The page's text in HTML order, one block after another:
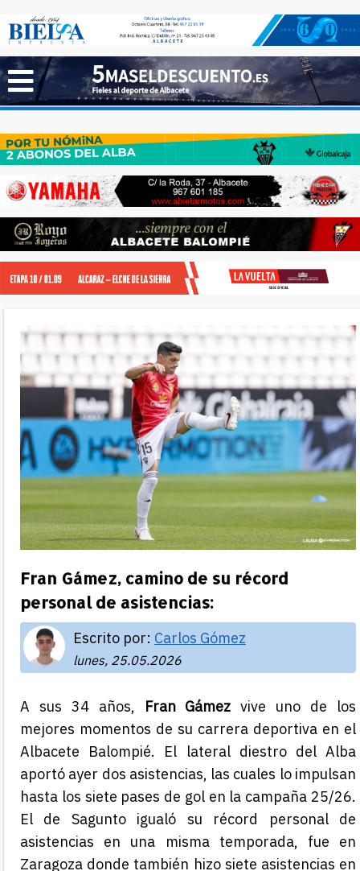
Fran Gámez, camino de su récord
personal de asistencias:
Escrito por: Carlos Gómez
lunes, 25.05.2026
A sus 34 años, Fran Gámez vive uno de los
mejores momentos de su carrera deportiva en el
Albacete Balompié. El lateral diestro del Alba
aportó ayer dos asistencias, las cuales lo impulsan
hasta los siete pases de gol en la campaña 25/26.
El de Sagunto igualó su récord personal de
asistencias en una misma temporada, fue en
Zaragoza donde también hizo siete asistencias en